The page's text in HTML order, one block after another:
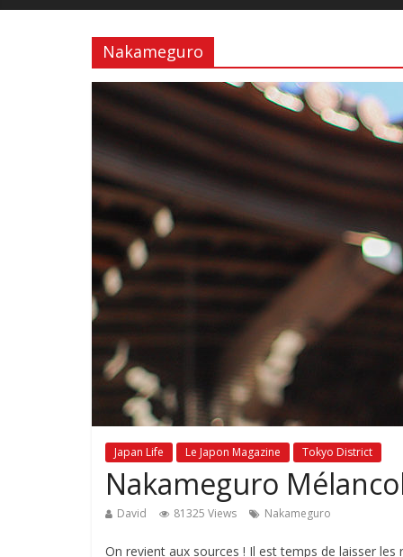
Nakameguro
Japan Life Le Japon Magazine Tokyo District
Nakameguro
David 81325 Views Nakameguro
On revient aux sources ! Il est temps de laisser